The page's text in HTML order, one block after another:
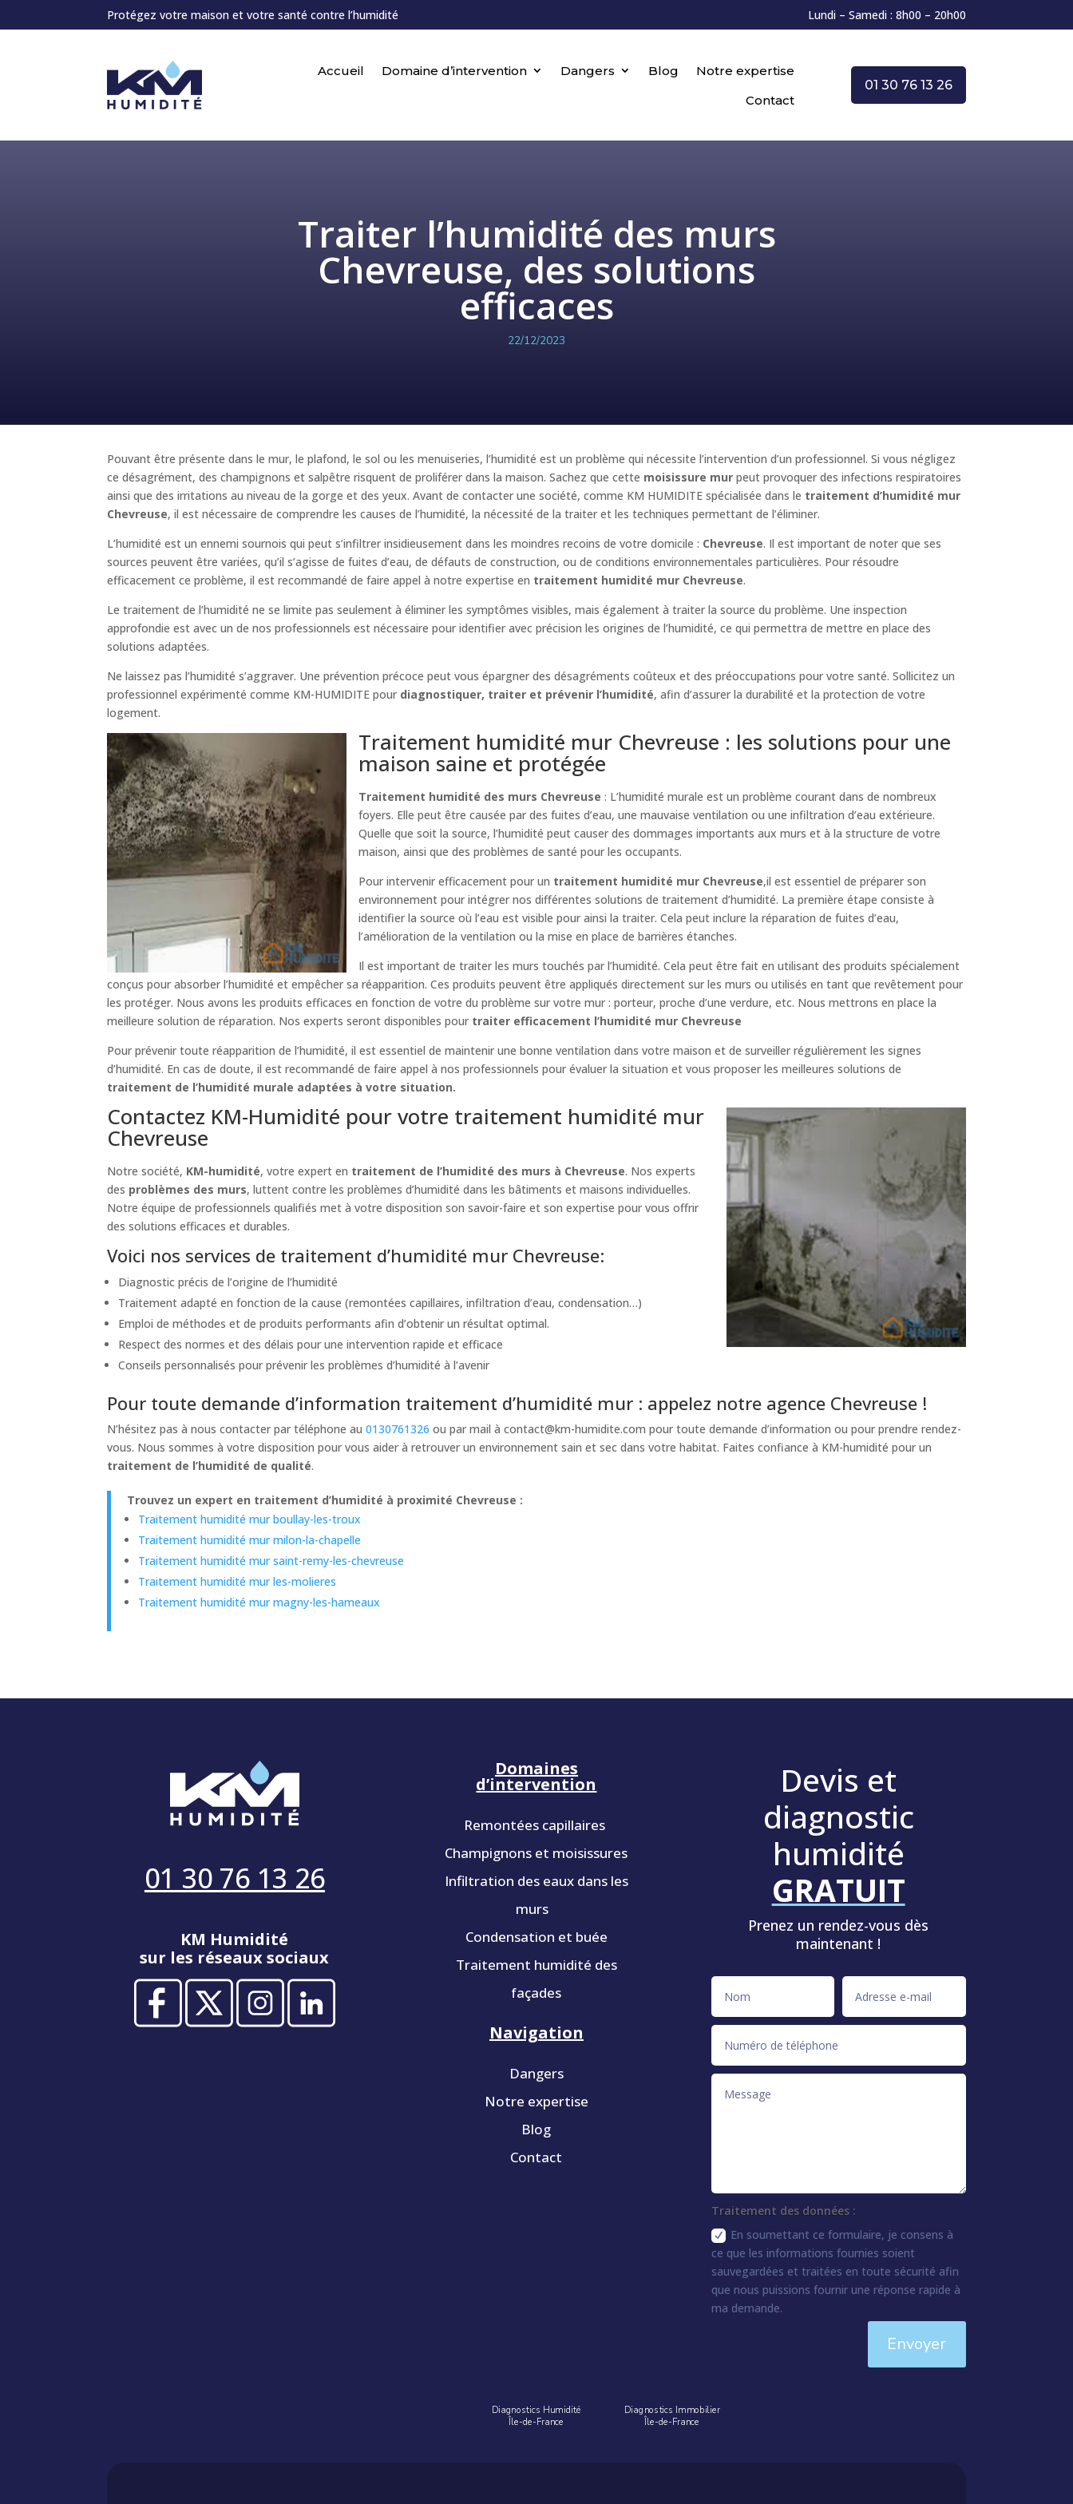
Protégez votre maison et votre santé contre l’humidité Lundi – Samedi : 8h00 – 20h00
Accueil Domaine d’intervention Dangers Blog
Notre expertise
Contact
01 30 76 13 26
Traiter l’humidité des murs
Chevreuse, des solutions
efficaces
22/12/2023
Pouvant être présente dans le mur, le plafond, le sol ou les menuiseries, l’humidité est un problème qui nécessite l’intervention d’un professionnel. Si vous négligez
ce désagrément, des champignons et salpêtre risquent de proliférer dans la maison. Sachez que cette moisissure mur peut provoquer des infections respiratoires
ainsi que des irritations au niveau de la gorge et des yeux. Avant de contacter une société, comme KM HUMIDITE spécialisée dans le traitement d’humidité mur
Chevreuse, il est nécessaire de comprendre les causes de l’humidité, la nécessité de la traiter et les techniques permettant de l’éliminer.
L’humidité est un ennemi sournois qui peut s’infiltrer insidieusement dans les moindres recoins de votre domicile : Chevreuse. Il est important de noter que ses
sources peuvent être variées, qu’il s’agisse de fuites d’eau, de défauts de construction, ou de conditions environnementales particulières. Pour résoudre
efficacement ce problème, il est recommandé de faire appel à notre expertise en traitement humidité mur Chevreuse.
Le traitement de l’humidité ne se limite pas seulement à éliminer les symptômes visibles, mais également à traiter la source du problème. Une inspection
approfondie est avec un de nos professionnels est nécessaire pour identifier avec précision les origines de l’humidité, ce qui permettra de mettre en place des
solutions adaptées.
Ne laissez pas l’humidité s’aggraver. Une prévention précoce peut vous épargner des désagréments coûteux et des préoccupations pour votre santé. Sollicitez un
professionnel expérimenté comme KM-HUMIDITE pour diagnostiquer, traiter et prévenir l’humidité, afin d’assurer la durabilité et la protection de votre
logement.
Traitement humidité mur Chevreuse : les solutions pour une
maison saine et protégée
Traitement humidité des murs Chevreuse : L’humidité murale est un problème courant dans de nombreux
foyers. Elle peut être causée par des fuites d’eau, une mauvaise ventilation ou une infiltration d’eau extérieure.
Quelle que soit la source, l’humidité peut causer des dommages importants aux murs et à la structure de votre
maison, ainsi que des problèmes de santé pour les occupants.
Pour intervenir efficacement pour un traitement humidité mur Chevreuse,il est essentiel de préparer son
environnement pour intégrer nos différentes solutions de traitement d’humidité. La première étape consiste à
identifier la source où l’eau est visible pour ainsi la traiter. Cela peut inclure la réparation de fuites d’eau,
l’amélioration de la ventilation ou la mise en place de barrières étanches.
Il est important de traiter les murs touchés par l’humidité. Cela peut être fait en utilisant des produits spécialement
conçus pour absorber l’humidité et empêcher sa réapparition. Ces produits peuvent être appliqués directement sur les murs ou utilisés en tant que revêtement pour
les protéger. Nous avons les produits efficaces en fonction de votre du problème sur votre mur : porteur, proche d’une verdure, etc. Nous mettrons en place la
meilleure solution de réparation. Nos experts seront disponibles pour traiter efficacement l’humidité mur Chevreuse
Pour prévenir toute réapparition de l’humidité, il est essentiel de maintenir une bonne ventilation dans votre maison et de surveiller régulièrement les signes
d’humidité. En cas de doute, il est recommandé de faire appel à nos professionnels pour évaluer la situation et vous proposer les meilleures solutions de
traitement de l’humidité murale adaptées à votre situation.
Contactez KM-Humidité pour votre traitement humidité mur
Chevreuse
Notre société, KM-humidité, votre expert en traitement de l’humidité des murs à Chevreuse. Nos experts
des problèmes des murs, luttent contre les problèmes d’humidité dans les bâtiments et maisons individuelles.
Notre équipe de professionnels qualifiés met à votre disposition son savoir-faire et son expertise pour vous offrir
des solutions efficaces et durables.
Voici nos services de traitement d’humidité mur Chevreuse:
Diagnostic précis de l’origine de l’humidité
Traitement adapté en fonction de la cause (remontées capillaires, infiltration d’eau, condensation…)
Emploi de méthodes et de produits performants afin d’obtenir un résultat optimal.
Respect des normes et des délais pour une intervention rapide et efficace
Conseils personnalisés pour prévenir les problèmes d’humidité à l’avenir
Pour toute demande d’information traitement d’humidité mur : appelez notre agence Chevreuse !
N’hésitez pas à nous contacter par téléphone au0130761326 ou par mail àcontact@km-humidite.com pour toute demande d’information ou pour prendre rendez-
vous. Nous sommes à votre disposition pour vous aider à retrouver un environnement sain et sec dans votre habitat. Faites confiance à KM-humidité pour un
traitement de l’humidité de qualité.
Trouvez un expert en traitement d’humidité à proximité Chevreuse :
Traitement humidité mur boullay-les-troux
Traitement humidité mur milon-la-chapelle
Traitement humidité mur saint-remy-les-chevreuse
Traitement humidité mur les-molieres
Traitement humidité mur magny-les-hameaux
01 30 76 13 26
KM Humidité
sur les réseaux sociaux
Domaines
d’intervention
Remontées capillaires
Champignons et moisissures
Infiltration des eaux dans les
murs
Condensation et buée
Traitement humidité des
façades
Navigation
Dangers
Notre expertise
Blog
Contact
Devis et
diagnostic
humidité
GRATUIT
Prenez un rendez-vous dès
maintenant !
Traitement des données :
En soumettant ce formulaire, je consens à
ce que les informations fournies soient
sauvegardées et traitées en toute sécurité afin
que nous puissions fournir une réponse rapide à
ma demande.
Envoyer
Diagnostics Humidité
Île-de-France
Diagnostics Immobilier
Île-de-France